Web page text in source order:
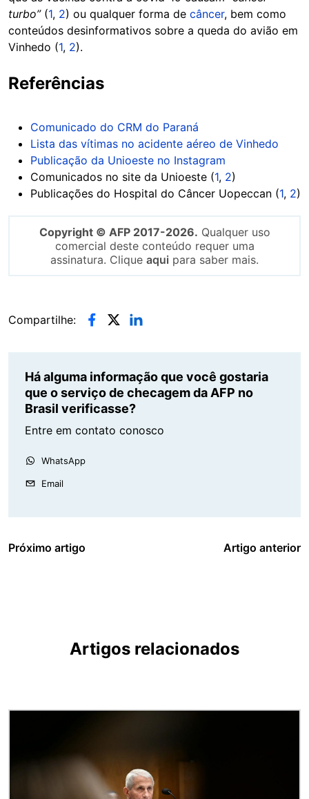
turbo”(1, 2) ou qualquer forma de câncer, bem como
conteúdos desinformativos sobre a queda do avião em
Vinhedo (1, 2).
Referências
Comunicado do CRM do Paraná
Lista das vítimas no acidente aéreo de Vinhedo
Publicação da Unioeste no Instagram
Comunicados no site da Unioeste (1, 2)
Publicações do Hospital do Câncer Uopeccan (1, 2)
Copyright © AFP 2017-2026. Qualquer uso
comercial deste conteúdo requer uma
assinatura. Clique aqui para saber mais.
Compartilhe:
Há alguma informação que você gostaria
que o serviço de checagem da AFP no
Brasil verificasse?
Entre em contato conosco
WhatsApp
Email
Próximo artigo Artigo anterior
Artigos relacionados